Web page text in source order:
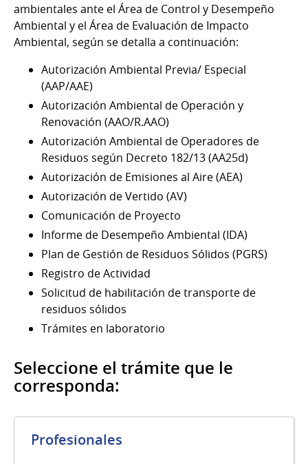
ambientales ante el Área de Control y Desempeño
Ambiental y el Área de Evaluación de Impacto
Ambiental, según se detalla a continuación:
Autorización Ambiental Previa/ Especial
(AAP/AAE)
Autorización Ambiental de Operación y
Renovación (AAO/R.AAO)
Autorización Ambiental de Operadores de
Residuos según Decreto 182/13 (AA25d)
Autorización de Emisiones al Aire (AEA)
Autorización de Vertido (AV)
Comunicación de Proyecto
Informe de Desempeño Ambiental (IDA)
Plan de Gestión de Residuos Sólidos (PGRS)
Registro de Actividad
Solicitud de habilitación de transporte de
residuos sólidos
Trámites en laboratorio
Seleccione el trámite que le
corresponda:
Profesionales